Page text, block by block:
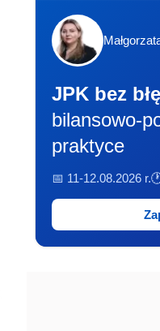
JPK bez
bilansowo-
praktyce
📅 11-12.08.2026 r.